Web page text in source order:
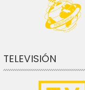
TELEVISIÓN